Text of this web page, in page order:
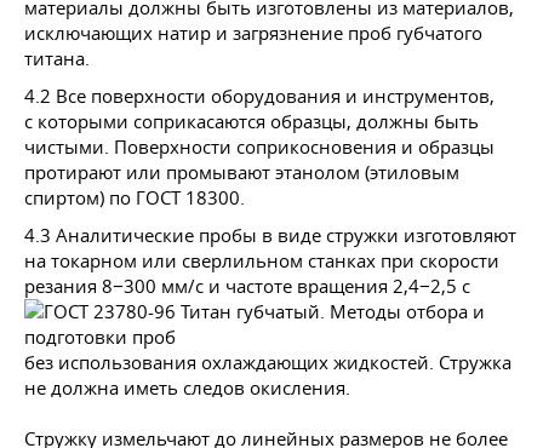
материалы должны быть изготовлены из материалов,
исключающих натир и загрязнение проб губчатого
титана.
4.2 Все поверхности оборудования и инструментов,
с которыми соприкасаются образцы, должны быть
чистыми. Поверхности соприкосновения и образцы
протирают или промывают этанолом (этиловым
спиртом) по ГОСТ 18300.
4.3 Аналитические пробы в виде стружки изготовляют
на токарном или сверлильном станках при скорости
резания 8−300 мм/с и частоте вращения 2,4−2,5 с
без использования охлаждающих жидкостей. Стружка
не должна иметь следов окисления.
Стружку измельчают до линейных размеров не более